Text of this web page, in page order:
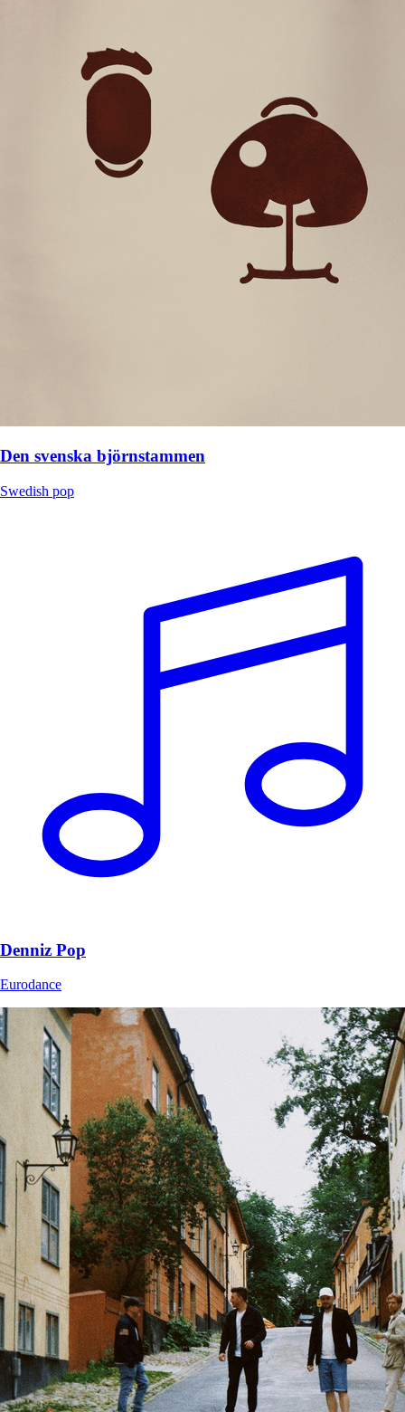
Den svenska björnstammen
Swedish pop
Denniz Pop
Eurodance